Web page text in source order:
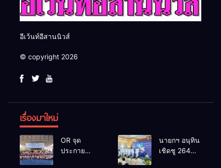
อีเว้นท์อีสานนิวส์
© copyright 2026
เรื่องมาใหม่
OR จุด
ประกาย
นายกฯ อนุทิน
เชิดชู 264